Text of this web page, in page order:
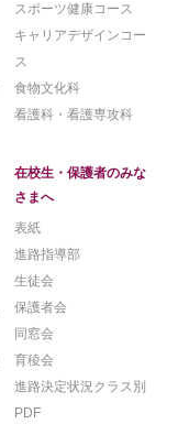
スポーツ健康コース
キャリアデザインコー
ス
食物文化科
看護科・看護専攻科
在校生・保護者のみな
さまへ
表紙
進路指導部
生徒会
保護者会
同窓会
育稜会
進路決定状況クラス別
PDF